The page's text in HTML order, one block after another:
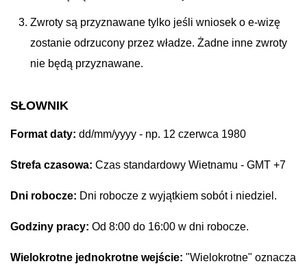
Zwroty są przyznawane tylko jeśli wniosek o e-wizę
zostanie odrzucony przez władze. Żadne inne zwroty
nie będą przyznawane.
SŁOWNIK
Format daty: dd/mm/yyyy - np. 12 czerwca 1980
Strefa czasowa: Czas standardowy Wietnamu - GMT +7
Dni robocze: Dni robocze z wyjątkiem sobót i niedziel.
Godziny pracy: Od 8:00 do 16:00 w dni robocze.
Wielokrotne jednokrotne wejście: "Wielokrotne" oznacza